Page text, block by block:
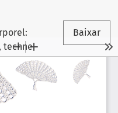
techne
Baixar